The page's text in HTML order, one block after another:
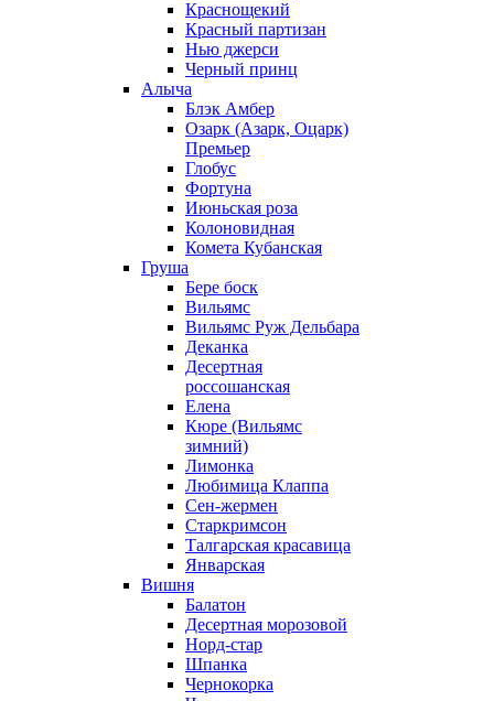
Краснощекий
Красный партизан
Нью джерси
Черный принц
Алыча
Блэк Амбер
Озарк (Азарк, Оцарк)
Премьер
Глобус
Фортуна
Июньская роза
Колоновидная
Комета Кубанская
Груша
Бере боск
Вильямс
Вильямс Руж Дельбара
Деканка
Десертная
россошанская
Елена
Кюре (Вильямс
зимний)
Лимонка
Любимица Клаппа
Сен-жермен
Старкримсон
Талгарская красавица
Январская
Вишня
Балатон
Десертная морозовой
Норд-стар
Шпанка
Чернокорка